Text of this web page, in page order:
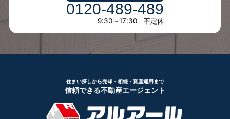
0120-489-489
9:30～17:30 不定休
住まい探しから売却・相続・資産運用まで
信頼できる不動産エージェント